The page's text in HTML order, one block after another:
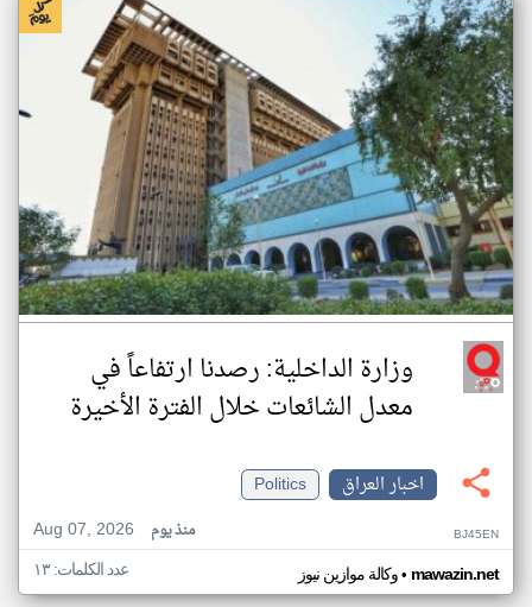
وزارة الداخلية: رصدنا ارتفاعاً في
معدل الشائعات خلال الفترة الأخيرة
اخبار العراق
Politics
Aug 07, 2026
منذ يوم BJ45EN
وكالة موازين نيوز• mawazin.net عدد الكلمات: ١٣